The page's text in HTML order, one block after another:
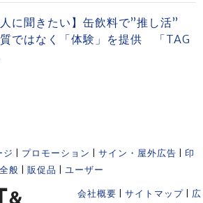
人に聞きたい】缶飲料で”推し活”
ではなく「体験」を提供 「TAG
ジ プロモーション サイン・屋外広告
印
般
販促品 ユーザー
会社概要 サイトマップ
広